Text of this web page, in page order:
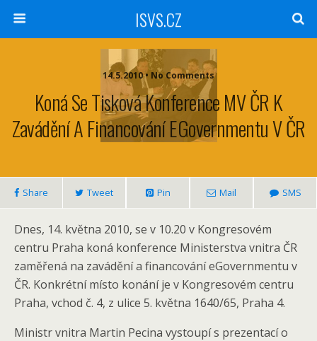
ISVS.CZ
14.5.2010 • No Comments
Koná Se Tisková Konference MV ČR K
Zavádění A Financování EGovernmentu V ČR
Share Tweet Pin Mail SMS
Dnes, 14. května 2010, se v 10.20 v Kongresovém
centru Praha koná konference Ministerstva vnitra ČR
zaměřená na zavádění a financování eGovernmentu v
ČR. Konkrétní místo konání je v Kongresovém centru
Praha, vchod č. 4, z ulice 5. května 1640/65, Praha 4.
Ministr vnitra Martin Pecina vystoupí s prezentací o